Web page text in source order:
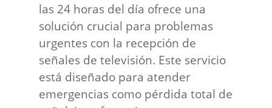
las 24 horas del día ofrece una
solución crucial para problemas
urgentes con la recepción de
señales de televisión. Este servicio
está diseñado para atender
emergencias como pérdida total de